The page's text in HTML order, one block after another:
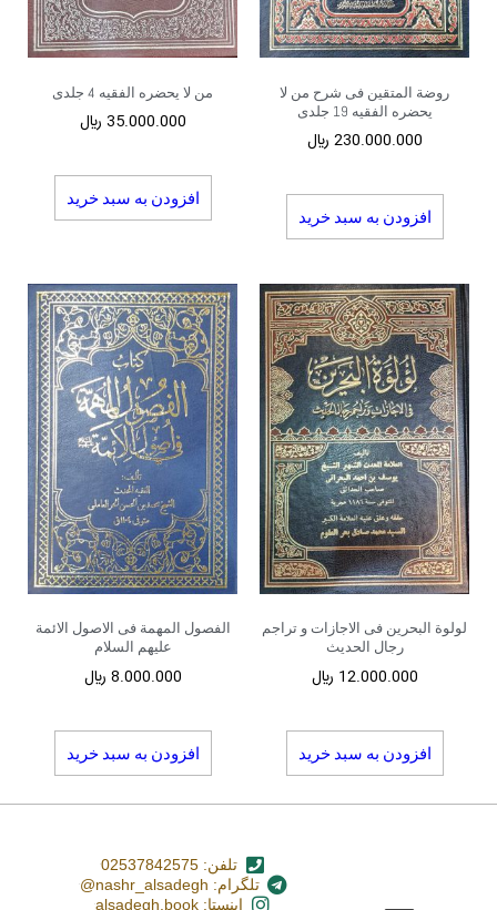
روضة المتقین فی شرح من لا
یحضره الفقیه 19 جلدی
230.000.000 ﷼
افزودن به سبد خرید
من لا یحضره الفقیه 4 جلدی
35.000.000 ﷼
افزودن به سبد خرید
لولوة البحرین فی الاجازات و تراجم
رجال الحدیث
12.000.000 ﷼
افزودن به سبد خرید
الفصول المهمة فی الاصول الائمة
علیهم السلام
8.000.000 ﷼
افزودن به سبد خرید
تلفن: 02537842575
تلگرام: nashr_alsadegh@
اینستا: alsadegh.book